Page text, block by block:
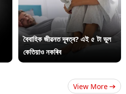
বৈবাহিক জীৱনত দূৰত্ব? এই ৫ টা ভুল
কেতিয়াও নকৰিব
View More